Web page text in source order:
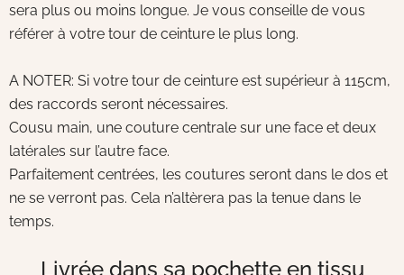
sera plus ou moins longue. Je vous conseille de vous
référer à votre tour de ceinture le plus long.
A NOTER: Si votre tour de ceinture est supérieur à 115cm,
des raccords seront nécessaires.
Cousu main, une couture centrale sur une face et deux
latérales sur l’autre face.
Parfaitement centrées, les coutures seront dans le dos et
ne se verront pas. Cela n’altèrera pas la tenue dans le
temps.
Livrée dans sa pochette en tissu